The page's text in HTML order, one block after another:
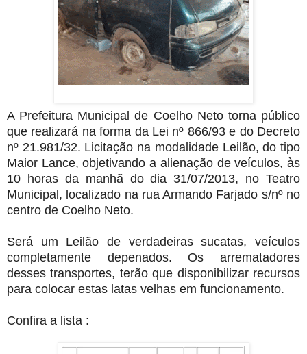
A Prefeitura Municipal de Coelho Neto torna público
que realizará na forma da Lei nº 866/93 e do Decreto
nº 21.981/32. Licitação na modalidade Leilão, do tipo
Maior Lance, objetivando a alienação de veículos, às
10 horas da manhã do dia 31/07/2013, no Teatro
Municipal, localizado na rua Armando Farjado s/nº no
centro de Coelho Neto.
Será um Leilão de verdadeiras sucatas, veículos
completamente depenados. Os arrematadores
desses transportes, terão que disponibilizar recursos
para colocar estas latas velhas em funcionamento.
Confira a lista :